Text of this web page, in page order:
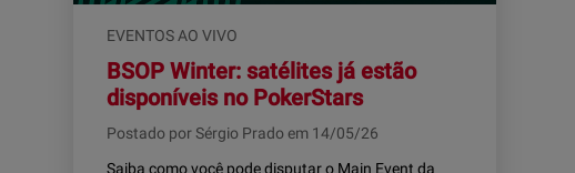
EVENTOS AO VIVO
BSOP Winter: satélites já estão
disponíveis no PokerStars
Postado por Sérgio Prado em 14/05/26
Saiba como você pode disputar o Main Event da